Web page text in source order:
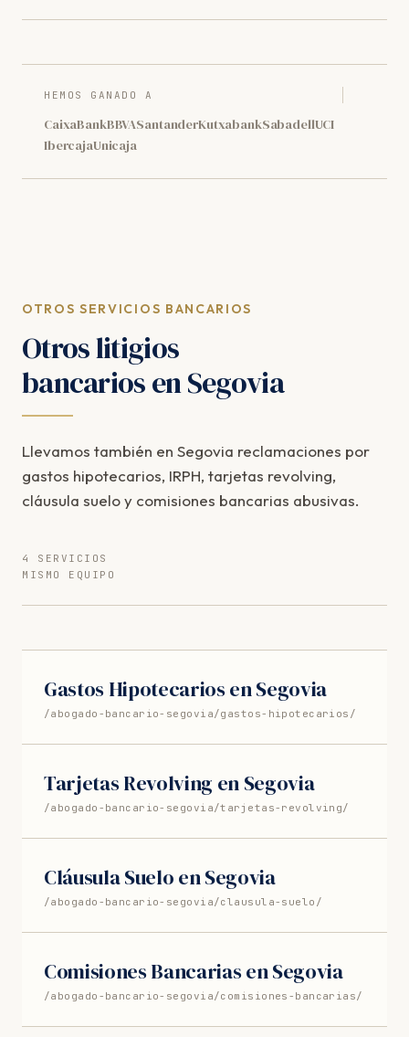
HEMOS GANADO A
CaixaBankBBVASantanderKutxabankSabadellUCI
IbercajaUnicaja
OTROS SERVICIOS BANCARIOS
Otros litigios
bancarios en Segovia
Llevamos también en Segovia reclamaciones por
gastos hipotecarios, IRPH, tarjetas revolving,
cláusula suelo y comisiones bancarias abusivas.
4 SERVICIOS
MISMO EQUIPO
Gastos Hipotecarios en Segovia
/abogado-bancario-segovia/gastos-hipotecarios/
Tarjetas Revolving en Segovia
/abogado-bancario-segovia/tarjetas-revolving/
Cláusula Suelo en Segovia
/abogado-bancario-segovia/clausula-suelo/
Comisiones Bancarias en Segovia
/abogado-bancario-segovia/comisiones-bancarias/